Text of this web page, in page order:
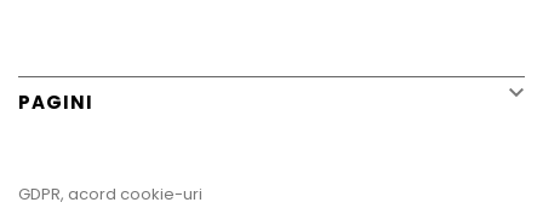
PAGINI 
GDPR, acord cookie-uri